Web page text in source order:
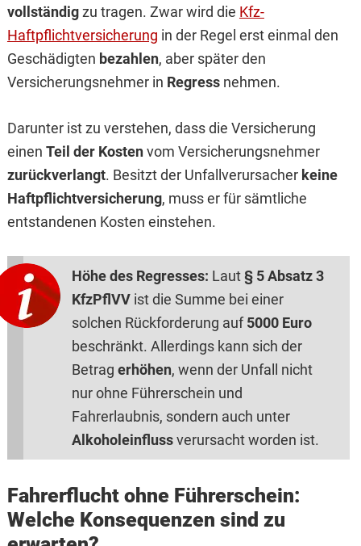
vollständigzu tragen. Zwar wird die Kfz-
Haftpflichtversicherung in der Regel erst einmal den
Geschädigten bezahlen, aber später den
Versicherungsnehmer in Regressnehmen.
Darunter ist zu verstehen, dass die Versicherung
einen Teil der Kostenvom Versicherungsnehmer
zurückverlangt. Besitzt der Unfallverursacher keine
Haftpflichtversicherung, muss er für sämtliche
entstandenen Kosten einstehen.
Höhe des Regresses: Laut§ 5 Absatz 3
KfzPflVVist die Summe bei einer
solchen Rückforderung auf5000 Euro
beschränkt. Allerdings kann sich der
Betrag erhöhen, wenn der Unfall nicht
nur ohne Führerschein und
Fahrerlaubnis, sondern auch unter
Alkoholeinflussverursacht worden ist.
Fahrerflucht ohne Führerschein:
Welche Konsequenzen sind zu